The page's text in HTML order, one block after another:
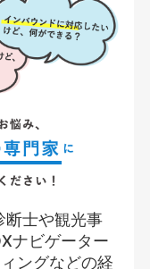
断士や観光事
ナビゲーター
ングなどの経